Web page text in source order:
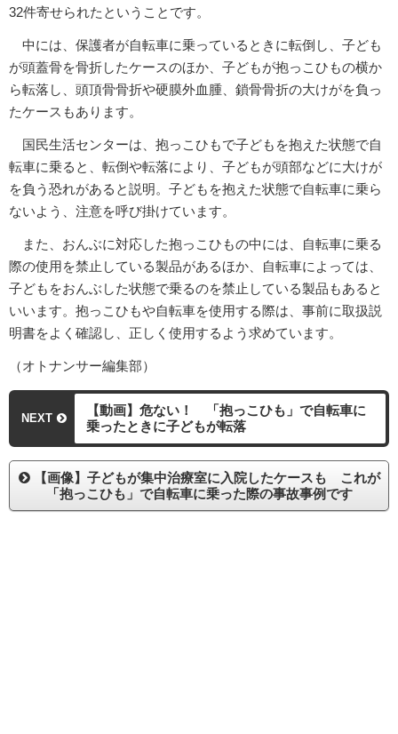
32件寄せられたということです。
中には、保護者が自転車に乗っているときに転倒し、子ども
が頭蓋骨を骨折したケースのほか、子どもが抱っこひもの横か
ら転落し、頭頂骨骨折や硬膜外血腫、鎖骨骨折の大けがを負っ
たケースもあります。
国民生活センターは、抱っこひもで子どもを抱えた状態で自
転車に乗ると、転倒や転落により、子どもが頭部などに大けが
を負う恐れがあると説明。子どもを抱えた状態で自転車に乗ら
ないよう、注意を呼び掛けています。
また、おんぶに対応した抱っこひもの中には、自転車に乗る
際の使用を禁止している製品があるほか、自転車によっては、
子どもをおんぶした状態で乗るのを禁止している製品もあると
いいます。抱っこひもや自転車を使用する際は、事前に取扱説
明書をよく確認し、正しく使用するよう求めています。
（オトナンサー編集部）
NEXT
【動画】危ない！ 「抱っこひも」で自転車に
乗ったときに子どもが転落
【画像】子どもが集中治療室に入院したケースも これが
「抱っこひも」で自転車に乗った際の事故事例です